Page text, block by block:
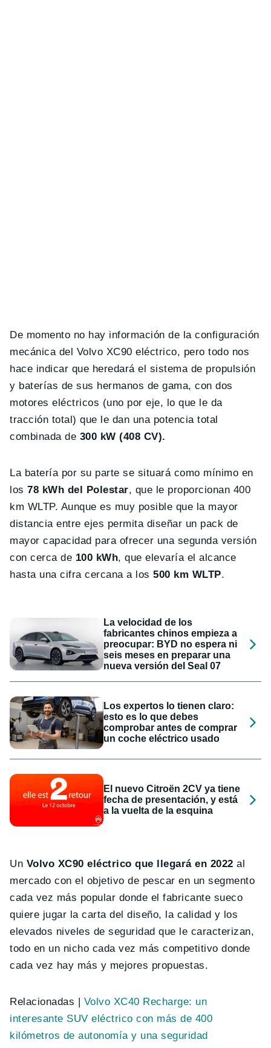
De momento no hay información de la configuración
mecánica del Volvo XC90 eléctrico, pero todo nos
hace indicar que heredará el sistema de propulsión
y baterías de sus hermanos de gama, con dos
motores eléctricos (uno por eje, lo que le da
tracción total) que le dan una potencia total
combinada de 300 kW (408 CV).
La batería por su parte se situará como mínimo en
los78 kWh del Polestar, que le proporcionan 400
km WLTP. Aunque es muy posible que la mayor
distancia entre ejes permita diseñar un pack de
mayor capacidad para ofrecer una segunda versión
con cerca de 100 kWh, que elevaría el alcance
hasta una cifra cercana a los500 km WLTP.
La velocidad de los
fabricantes chinos empieza a
preocupar: BYD no espera ni
seis meses en preparar una
nueva versión del Seal 07
Los expertos lo tienen claro:
esto es lo que debes
comprobar antes de comprar
un coche eléctrico usado
El nuevo Citroën 2CV ya tiene
fecha de presentación, y está
a la vuelta de la esquina
Un Volvo XC90 eléctrico que llegará en 2022 al
mercado con el objetivo de pescar en un segmento
cada vez más popular donde el fabricante sueco
quiere jugar la carta del diseño, la calidad y los
elevados niveles de seguridad que le caracterizan,
todo en un nicho cada vez más competitivo donde
cada vez hay más y mejores propuestas.
Relacionadas | Volvo XC40 Recharge: un
interesante SUV eléctrico con más de 400
kilómetros de autonomía y una seguridad